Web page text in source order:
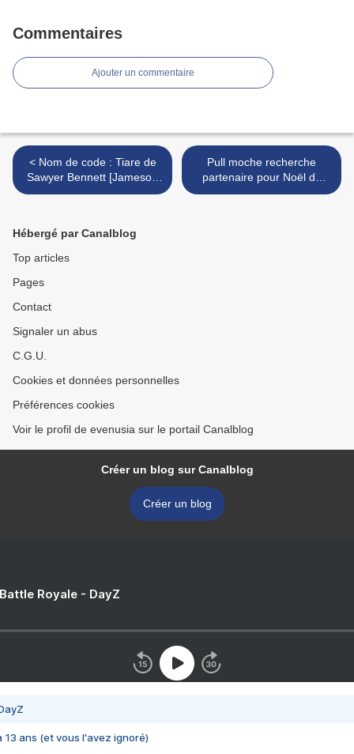
Commentaires
Ajouter un commentaire
< Nom de code : Tiare de
Sawyer Bennett [Jameson
Security Force #7]
Pull moche recherche
partenaire pour Noël de
Fanny Myjany >
Hébergé par Canalblog
Top articles
Pages
Contact
Signaler un abus
C.G.U.
Cookies et données personnelles
Préférences cookies
Voir le profil de evenusia sur le portail Canalblog
Créer un blog sur Canalblog
Créer un blog
Royale - DayZ
13 ans (et vous l'avez ignoré)